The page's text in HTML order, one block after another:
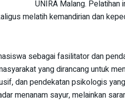
UNIRA Malang. Pelatihan
melatih kemandirian dan
sebagai fasilitator dan
yang dirancang untuk
dan pendekatan psikologis
menanam sayur, melainkan